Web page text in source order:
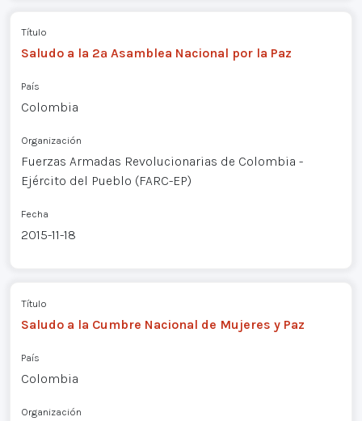
Título
Saludo a la 2ª Asamblea Nacional por la Paz
País
Colombia
Organización
Fuerzas Armadas Revolucionarias de Colombia -
Ejército del Pueblo (FARC-EP)
Fecha
2015-11-18
Título
Saludo a la Cumbre Nacional de Mujeres y Paz
País
Colombia
Organización